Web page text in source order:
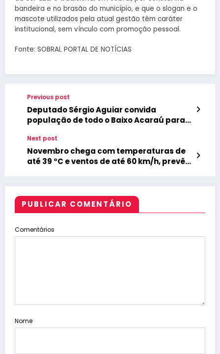
bandeira e no brasão do município, e que o slogan e o
mascote utilizados pela atual gestão têm caráter
institucional, sem vínculo com promoção pessoal.
Fonte: SOBRAL PORTAL DE NOTÍCIAS
Previous post
Deputado Sérgio Aguiar convida
população de todo o Baixo Acaraú para
Estado
Next post
Novembro chega com temperaturas de
até 39 °C e ventos de até 60 km/h, prevê
PUBLICAR COMENTÁRIO
Comentários
Nome